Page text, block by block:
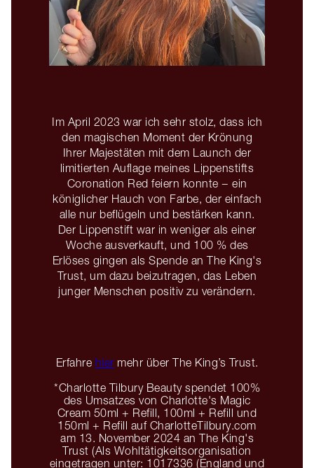
Im April 2023 war ich sehr stolz, dass ich
den magischen Moment der Krönung
Ihrer Majestäten mit dem Launch der
limitierten Auflage meines Lippenstifts
Coronation Red feiern konnte − ein
königlicher Hauch von Farbe, der einfach
alle nur beflügeln und bestärken kann.
Der Lippenstift war in weniger als einer
Woche ausverkauft, und 100 % des
Erlöses gingen als Spende an The King's
Trust, um dazu beizutragen, das Leben
junger Menschen positiv zu verändern.
Erfahre hier mehr über The King’s Trust.
*Charlotte Tilbury Beauty spendet 100%
des Umsatzes von Charlotte's Magic
Cream 50ml + Refill, 100ml + Refill und
150ml + Refill auf CharlotteTilbury.com
am 13. November 2024 an The King's
Trust (Als Wohltätigkeitsorganisation
eingetragen unter: 1017336 (England und